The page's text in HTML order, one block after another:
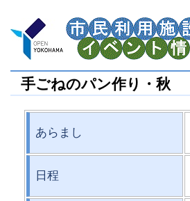
手ごねのパン作り・秋
あらまし
日程